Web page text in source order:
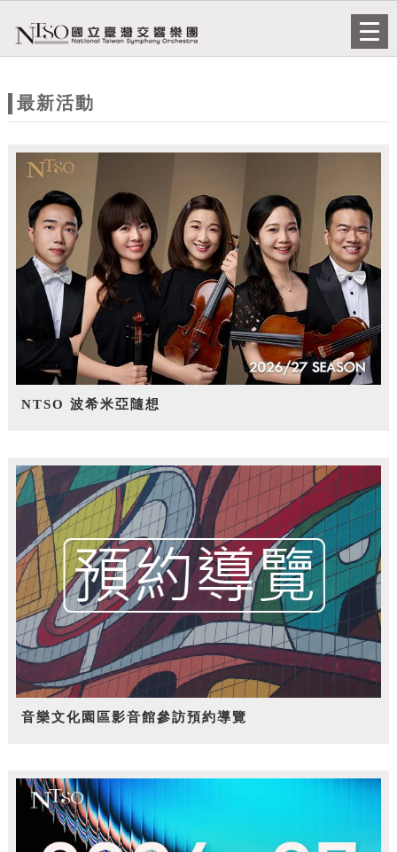
站
題
最新活動
NTSO 波希米亞隨想
音樂文化園區影音館參訪預約導覽